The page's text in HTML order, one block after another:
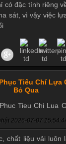
có đặc tính riêng
sát, vì vậy việc
Tiêu Chí Lựa
Bỏ Qua
2026-07-07
chất liệu vải luôn